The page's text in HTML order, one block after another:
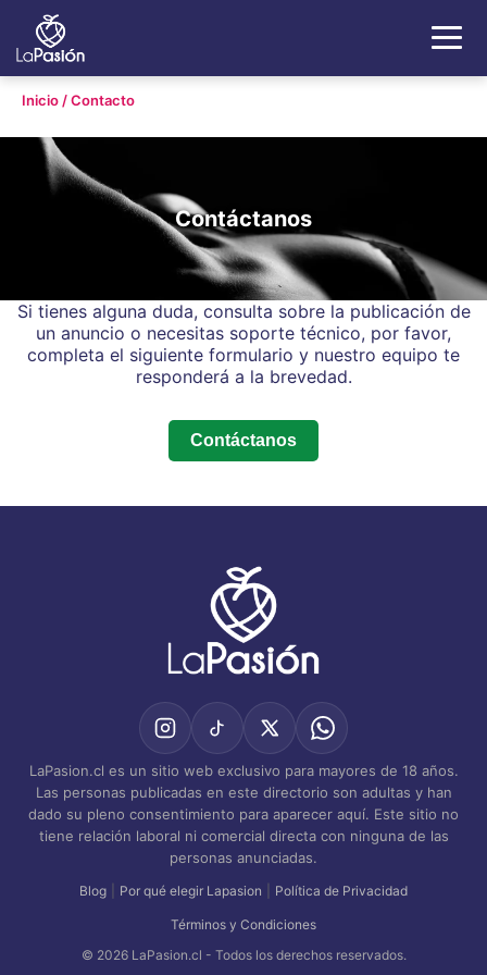
Inicio /Contacto
Contáctanos
Si tienes alguna duda, consulta sobre la publicación de
un anuncio o necesitas soporte técnico, por favor,
completa el siguiente formulario y nuestro equipo te
responderá a la brevedad.
Contáctanos
LaPasion.cl es un sitio web exclusivo para mayores de 18 años.
Las personas publicadas en este directorio son adultas y han
dado su pleno consentimiento para aparecer aquí. Este sitio no
tiene relación laboral ni comercial directa con ninguna de las
personas anunciadas.
Blog Por qué elegir Lapasion Política de Privacidad
Términos y Condiciones
© 2026 LaPasion.cl - Todos los derechos reservados.